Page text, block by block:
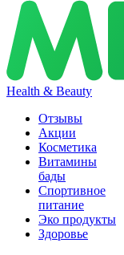
Health & Beauty
Отзывы
Акции
Косметика
Витамины
бады
Спортивное
питание
Эко продукты
Здоровье